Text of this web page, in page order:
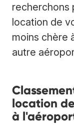
recherchons
location de
moins chère
autre
location
à